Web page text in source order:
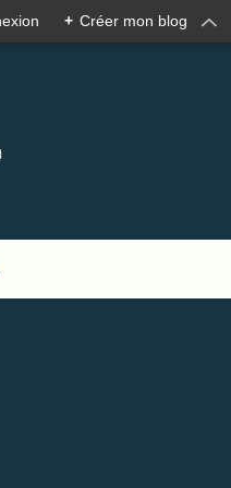
+ Créer mon blog